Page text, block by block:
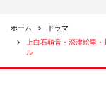
ホーム
ドラマ
上白石萌音・深津絵里
ル